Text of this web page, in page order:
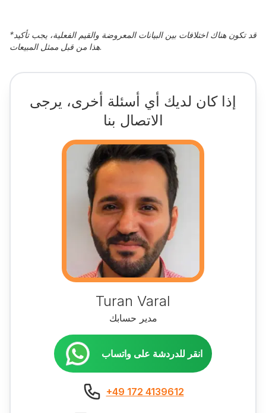
*قد تكون هناك اختلافات بين البيانات المعروضة والقيم الفعلية، يجب تأكيد
هذا من قبل ممثل المبيعات.
إذا كان لديك أي أسئلة أخرى، يرجى
الاتصال بنا
Turan Varal
مدير حسابك
انقر للدردشة على واتساب
+49 172 4139612